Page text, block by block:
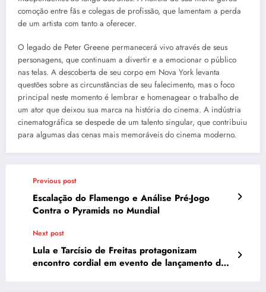
comoção entre fãs e colegas de profissão, que lamentam a perda
de um artista com tanto a oferecer.
O legado de Peter Greene permanecerá vivo através de seus
personagens, que continuam a divertir e a emocionar o público
nas telas. A descoberta de seu corpo em Nova York levanta
questões sobre as circunstâncias de seu falecimento, mas o foco
principal neste momento é lembrar e homenagear o trabalho de
um ator que deixou sua marca na história do cinema. A indústria
cinematográfica se despede de um talento singular, que contribuiu
para algumas das cenas mais memoráveis do cinema moderno.
Previous post
Escalação do Flamengo e Análise Pré-Jogo
Contra o Pyramids no Mundial
Next post
Lula e Tarcísio de Freitas protagonizam
encontro cordial em evento de lançamento do